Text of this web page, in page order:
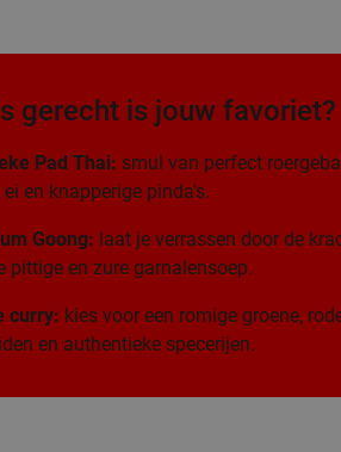
gerecht is jouw favoriet?
Pad Thai: smul van perfect
en knapperige pinda's.
Goong: laat je verrassen door de
pittige en zure garnalensoep.
curry: kies voor een romige groene,
en authentieke specerijen.